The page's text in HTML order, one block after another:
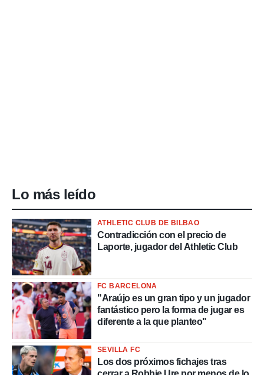
Lo más leído
ATHLETIC CLUB DE BILBAO
Contradicción con el precio de
Laporte, jugador del Athletic Club
FC BARCELONA
"Araújo es un gran tipo y un jugador
fantástico pero la forma de jugar es
diferente a la que planteo"
SEVILLA FC
Los dos próximos fichajes tras